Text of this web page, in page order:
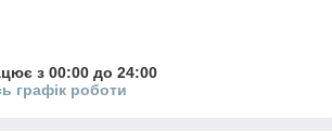
з 00:00 до 24:00
графік роботи